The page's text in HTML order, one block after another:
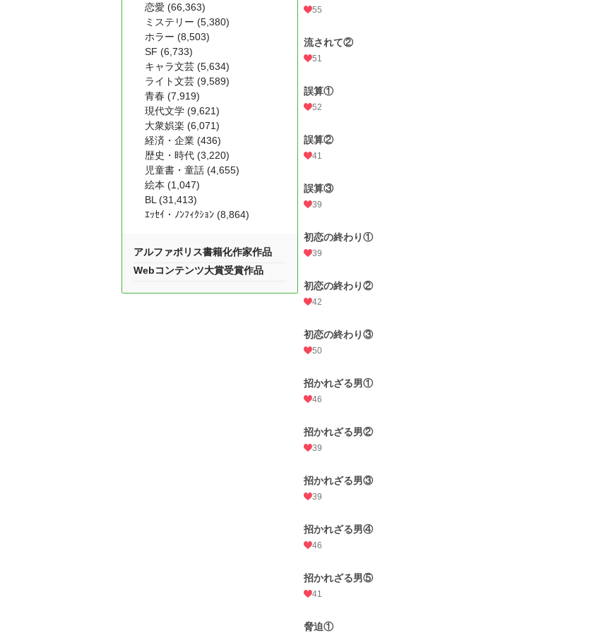
55
流されて②
51
誤算①
52
誤算②
41
誤算③
39
初恋の終わり①
39
初恋の終わり②
42
初恋の終わり③
50
招かれざる男①
46
招かれざる男②
39
招かれざる男③
39
招かれざる男④
46
招かれざる男⑤
41
脅迫①
恋愛 (66,363)
ミステリー (5,380)
ホラー (8,503)
SF (6,733)
キャラ文芸 (5,634)
ライト文芸 (9,589)
青春 (7,919)
現代文学 (9,621)
大衆娯楽 (6,071)
経済・企業 (436)
歴史・時代 (3,220)
児童書・童話 (4,655)
絵本 (1,047)
BL (31,413)
ｴｯｾｲ・ﾉﾝﾌｨｸｼｮﾝ (8,864)
アルファポリス書籍化作家作品
Webコンテンツ大賞受賞作品